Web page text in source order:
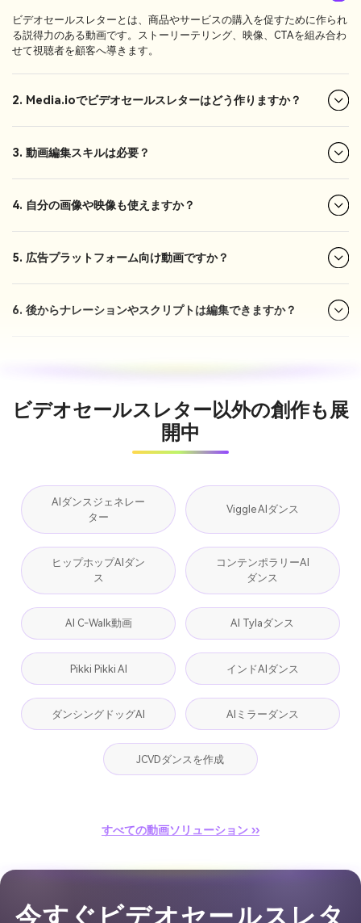
ビデオセールスレターとは、商品やサービスの購入を促すために作られ
る説得力のある動画です。ストーリーテリング、映像、CTAを組み合わ
せて視聴者を顧客へ導きます。
2. Media.ioでビデオセールスレターはどう作りますか？
3. 動画編集スキルは必要？
4. 自分の画像や映像も使えますか？
5. 広告プラットフォーム向け動画ですか？
6. 後からナレーションやスクリプトは編集できますか？
ビデオセールスレター以外の創作も展
開中
AIダンスジェネレー
ター
Viggle AIダンス
ヒップホップAIダン
ス
コンテンポラリーAI
ダンス
AI C-Walk動画 AI Tylaダンス
Pikki Pikki AI インドAIダンス
ダンシングドッグAI AIミラーダンス
JCVDダンスを作成
すべての動画ソリューション ››
今すぐビデオセールスレタ